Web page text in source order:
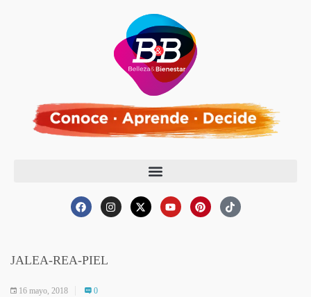
JALEA-REA-PIEL
16 mayo, 2018 0